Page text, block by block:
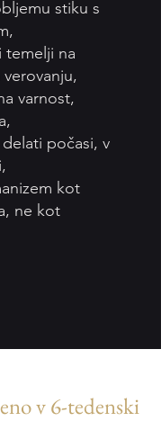
stiku s
temelji na
varnost,
počasi, v
kot
ne kot
v 6-tedenski